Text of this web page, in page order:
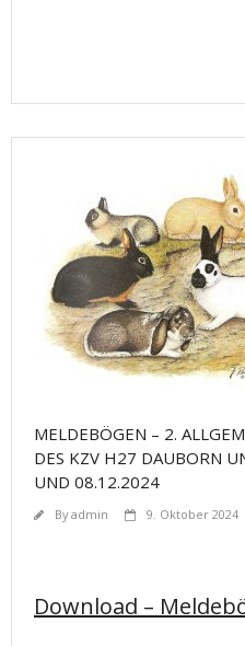
MELDEBÖGEN – 2.
DES KZV H27 DAUBORN
UND 08.12.2024
Byadmin 9. Oktober 2024
Download –